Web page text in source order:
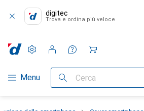
digitec
Trova e ordina più veloce
Categoria Navigazione
Menu Cerca
Impostazioni
Conto cliente
Liste di confronto
Liste dei desideri
Carrello